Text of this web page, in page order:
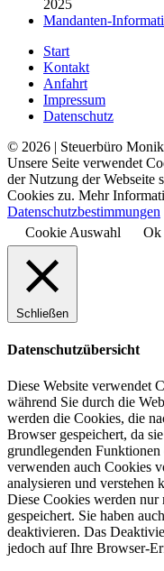
2025
Mandanten-
Start
Kontakt
Anfahrt
Impressum
Datenschutz
© 2026 | Steuerbüro
Unsere Seite verwendet
der Nutzung der Webseite
Cookies zu. Mehr
Datenschutzbestimmungen
Cookie Auswahl
Ok
Schließen
Datenschutzübersicht
Diese Website verwendet
während Sie durch die
werden die Cookies, die
Browser gespeichert, da
grundlegenden
verwenden auch Cookies
analysieren und verstehen
Diese Cookies werden
gespeichert. Sie haben
deaktivieren. Das
jedoch auf Ihre Browser-